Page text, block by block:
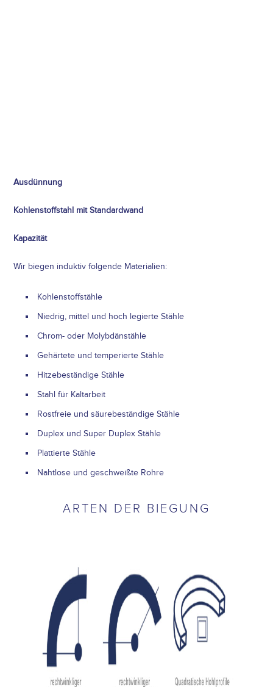
Ausdünnung
Kohlenstoffstahl mit Standardwand
Kapazität
Wir biegen induktiv folgende Materialien:
Kohlenstoffstähle
Niedrig, mittel und hoch legierte Stähle
Chrom- oder Molybdänstähle
Gehärtete und temperierte Stähle
Hitzebeständige Stähle
Stahl für Kaltarbeit
Rostfreie und säurebeständige Stähle
Duplex und Super Duplex Stähle
Plattierte Stähle
Nahtlose und geschweißte Rohre
ARTEN DER BIEGUNG